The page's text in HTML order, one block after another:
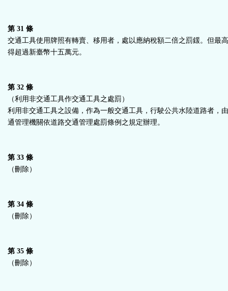
第 31 條
交通工具使用牌照有轉賣、移用者，處以應納稅額二倍之罰鍰。但最
得超過新臺幣十五萬元。
第 32 條
（利用非交通工具作交通工具之處罰）
利用非交通工具之設備，作為一般交通工具，行駛公共水陸道路者，
通管理機關依道路交通管理處罰條例之規定辦理。
第 33 條
（刪除）
第 34 條
（刪除）
第 35 條
（刪除）